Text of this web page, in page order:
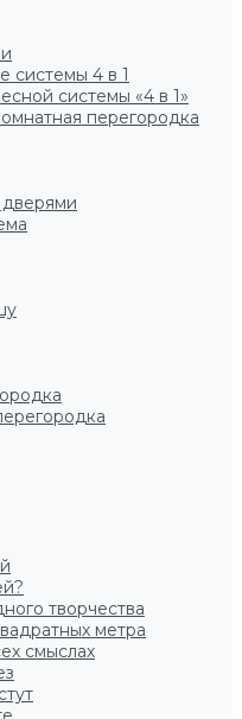
системы 4 в 1
системы «4 в 1»
перегородка
творчества
метра
смыслах